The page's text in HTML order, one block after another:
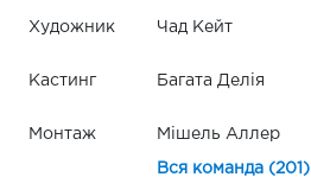
Художник Чад Кейт
Кастинг Багата Делія
Монтаж Мішель Аллер
Вся команда (201)